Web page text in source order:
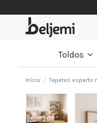
Toldos
Início Tapetes esparto